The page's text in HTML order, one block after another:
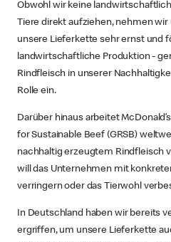
Obwohl wir keine
Tiere direkt aufziehen, nehmen
unsere Lieferkette sehr ernst und
landwirtschaftliche Produktion -
Rindfleisch in unserer
Rolle ein.
Darüber hinaus arbeitet
for Sustainable Beef (GRSB)
nachhaltig erzeugtem Rindfleisch
will das Unternehmen mit
verringern oder das Tierwohl
In Deutschland haben wir bereits
ergriffen, um unsere Lieferkette